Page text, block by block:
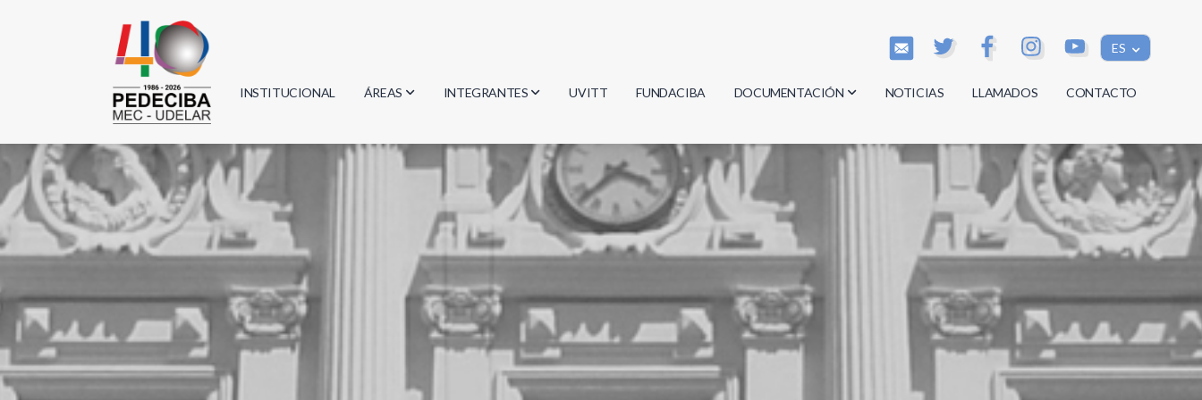
ES
INSTITUCIONAL ÁREAS
Biología
Informática
Matemática
INTEGRANTES
Investigadores
Estudiantes
Egresados
UVITT FUNDACIBA DOCUMENTACIÓN
Actas
Reglamentos
Documentos
NOTICIAS LLAMADOS CONTACTO